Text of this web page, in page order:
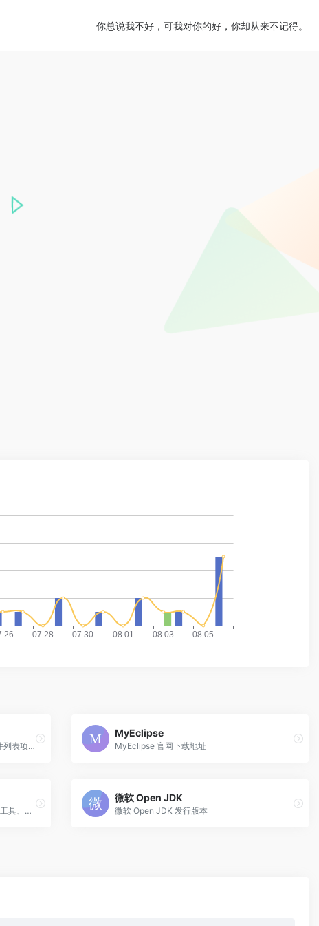
你总说我不好，可我对你的好，你却从来不记得。
一个自由及开放源代码（FOSS）的软件列表项目，推荐高质量免费与开源软件，降低用户寻找软件的时间成本。
MyEclipse
MyEclipse 官网下载地址
工具集 全网工具集合网站，涵盖了站长工具、娱乐工具、文件转换工具等等在线实用工具。
微软 Open JDK
微软 Open JDK 发行版本